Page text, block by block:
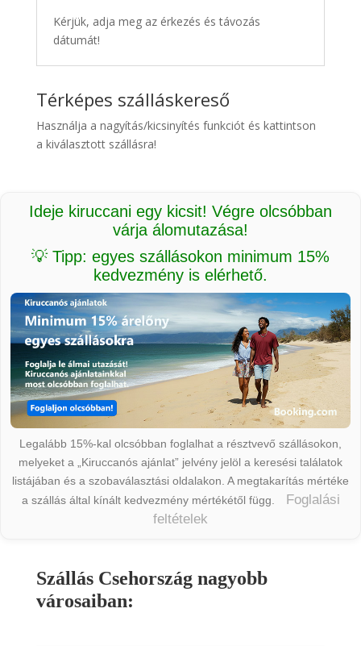
Kérjük, adja meg az érkezés és távozás
dátumát!
Térképes szálláskereső
Használja a nagyítás/kicsinyítés funkciót és kattintson
a kiválasztott szállásra!
Ideje kiruccani egy kicsit! Végre olcsóbban
várja álomutazása!
💡 Tipp: egyes szállásokon minimum 15%
kedvezmény is elérhető.
Legalább 15%-kal olcsóbban foglalhat a résztvevő szállásokon,
melyeket a „Kiruccanós ajánlat” jelvény jelöl a keresési találatok
listájában és a szobaválasztási oldalakon. A megtakarítás mértéke
a szállás által kínált kedvezmény mértékétől függ.
Foglalási
feltételek
Szállás Csehország nagyobb
városaiban: